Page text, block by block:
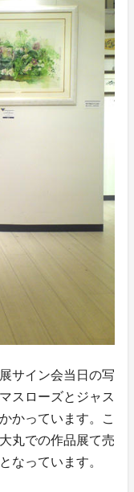
サイン会当日の写
スローズとジャス
かっています。こ
丸での作品展て売
なっています。